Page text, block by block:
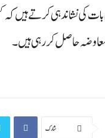
کی نشاندہی کرتے ہیں
حاصل کر رہی ہیں۔
شارك